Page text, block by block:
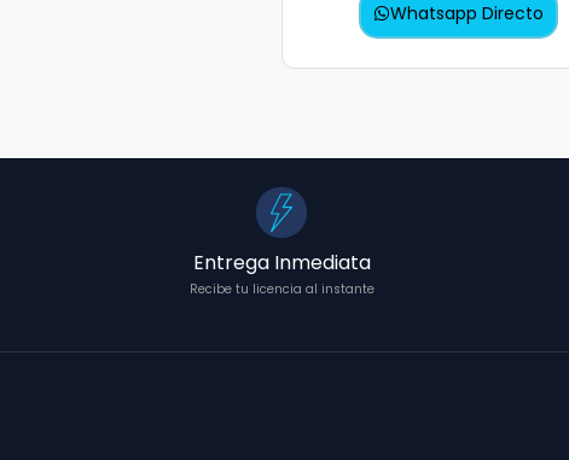
Whatsapp Directo
Entrega Inmediata
Recibe tu licencia al instante